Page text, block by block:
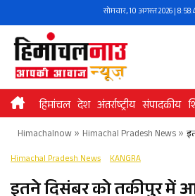
to
content
सोमवार, 10 अगस्त 2026 |
हिमांचल देश अंतर्राष्ट्रीय संपादकीय
Himachalnow» Himachal Pradesh News»
Himachal Pradesh News KANGRA